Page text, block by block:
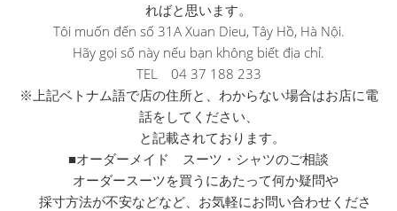
ればと思います。
Tôi muốn đến số 31A Xuan Dieu, Tây Hồ, Hà Nội.
Hãy gọi số này nếu bạn không biết địa chỉ.
TEL 04 37 188 233
※上記ベトナム語で店の住所と、 わからない場合はお店に電
話をしてください、
と記載されております。
■オーダーメイド スーツ・シャツのご相談
オーダースーツを買うにあたって何か疑問や
採寸方法が不安などなど、お気軽にお問い合わせくださ